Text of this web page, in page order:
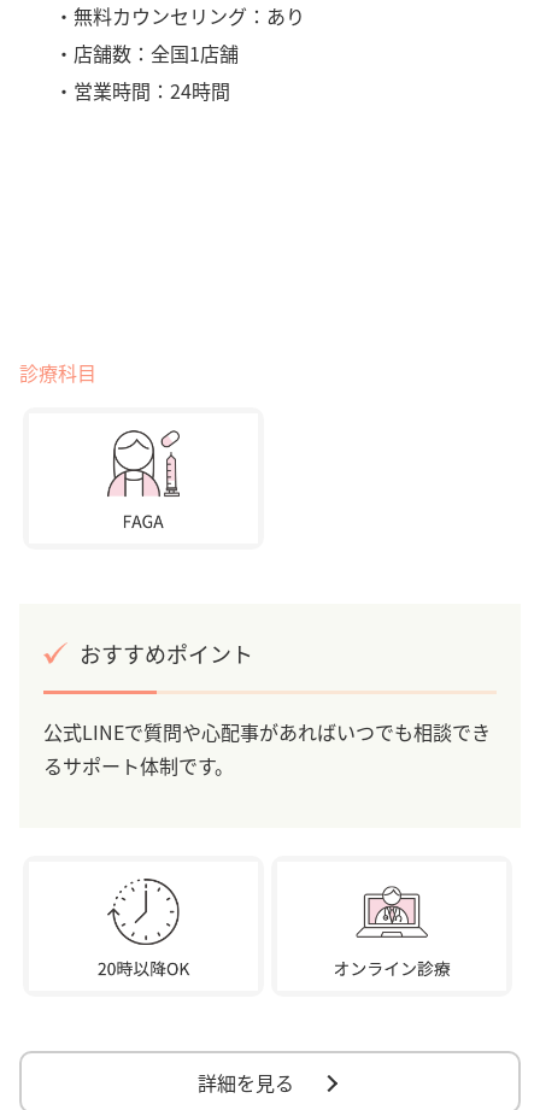
・無料カウンセリング：あり
・店舗数：全国1店舗
・営業時間：24時間
診療科目
おすすめポイント
公式LINEで質問や心配事があればいつでも相談でき
るサポート体制です。
詳細を見る